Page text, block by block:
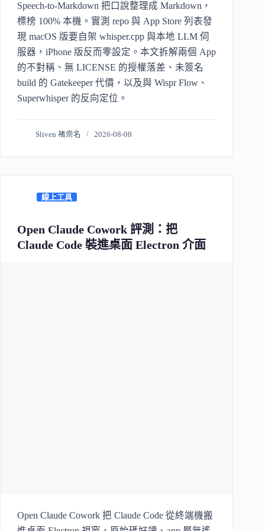
Speech-to-Markdown 把口說整理成 Markdown，
標榜 100% 本機。實測 repo 與 App Store 列表發
現 macOS 版要自架 whisper.cpp 與本地 LLM 伺
服器，iPhone 版反而零設定。本文拆解兩個 App
的不對稱、無 LICENSE 的授權落差、未簽名
build 的 Gatekeeper 代價，以及與 Wispr Flow、
Superwhisper 的反向定位。
Sliven 褚崇名 2026-08-08
線上工具
Open Claude Cowork 評測：把
Claude Code 裝進桌面 Electron 介面
Open Claude Cowork 把 Claude Code 從終端機搬